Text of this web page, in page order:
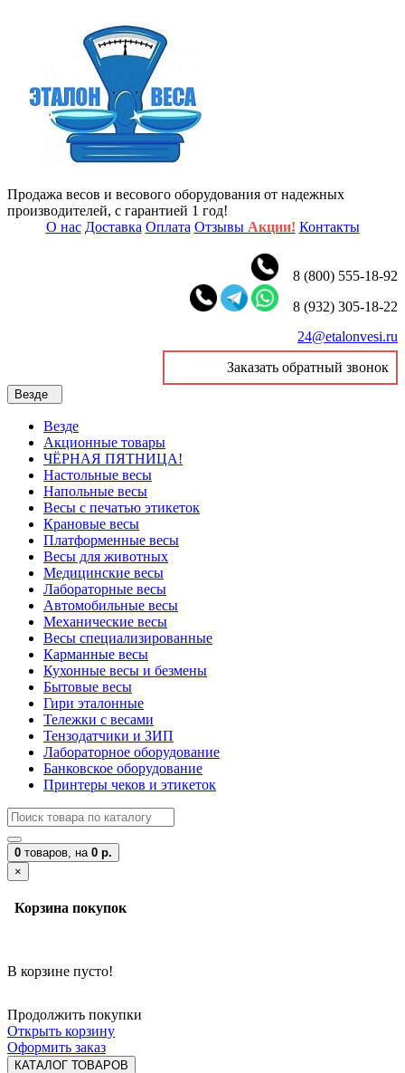
Продажа весов и весового оборудования от надежных
производителей, с гарантией 1 год!
О нас Доставка Оплата Отзывы Акции! Контакты
8 (800) 555-18-92
8 (932) 305-18-22
24@etalonvesi.ru
Заказать обратный звонок
Везде
Везде
Акционные товары
ЧЁРНАЯ ПЯТНИЦА!
Настольные весы
Напольные весы
Весы с печатью этикеток
Крановые весы
Платформенные весы
Весы для животных
Медицинские весы
Лабораторные весы
Автомобильные весы
Механические весы
Весы специализированные
Карманные весы
Кухонные весы и безмены
Бытовые весы
Гири эталонные
Тележки с весами
Тензодатчики и ЗИП
Лабораторное оборудование
Банковское оборудование
Принтеры чеков и этикеток
0 товаров, на 0 р.
×
Корзина покупок
В корзине пусто!
Продолжить покупки
Открыть корзину
Оформить заказ
КАТАЛОГ ТОВАРОВ